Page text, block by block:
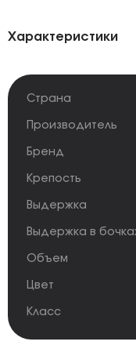
Характеристики
Страна
Производитель
Бренд
Крепость
Выдержка
Выдержка в
Объем
Цвет
Класс